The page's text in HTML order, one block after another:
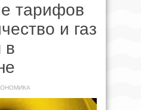
тарифов
и газ
в